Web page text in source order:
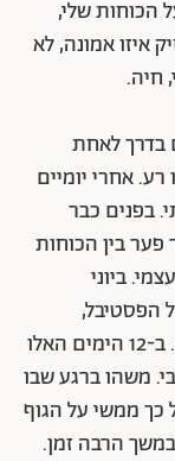
הכוחות שלי,
איזו אמונה, לא
חיה.
בדרך לאחת
שברים, משהו רע. אחרי יומיים
בפנים כבר
פער בין הכוחות
ביוני
הפסטיבל,
והבכורה נדחתה עקב המלחמה עם איראן. ב-12 הימים האלו
משהו ברגע שבו
כך ממשי על הגוף
הרבה זמן.